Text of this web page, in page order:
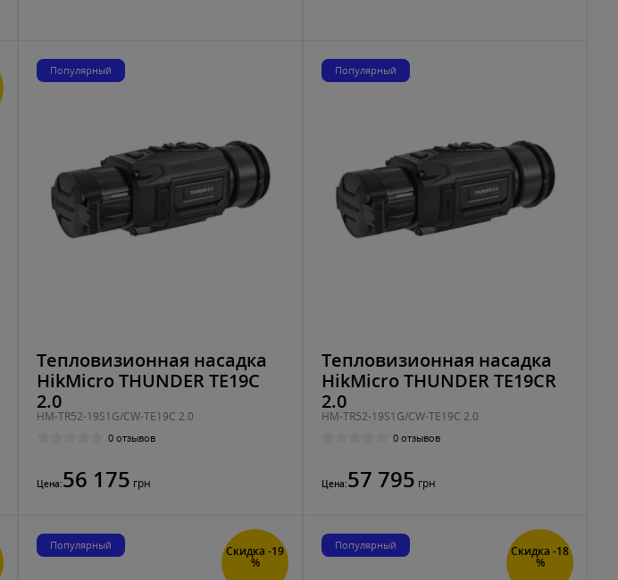
Популярный
Тепловизионная насадка
HikMicro THUNDER TE19C
2.0
HM-TR52-19S1G/CW-TE19C 2.0
0 отзывов
Цена:56 175 грн
Популярный
Тепловизионная насадка
HikMicro THUNDER TE19CR
2.0
HM-TR52-19S1G/CW-TE19C 2.0
0 отзывов
Цена:57 795 грн
Скидка -19
%
Популярный Скидка -18
%
Популярный